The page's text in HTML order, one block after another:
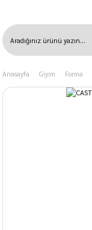
Anasayfa Giyim Forma